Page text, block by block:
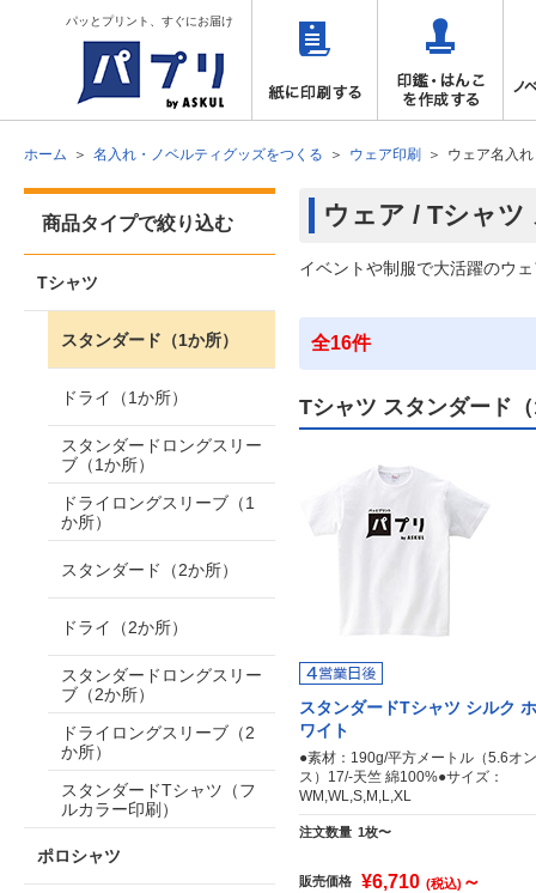
パッとプリント、すぐにお届け
ホーム 名入れ・ノベルティグッズをつくる ウェア印刷 ウェア名入
ウェア / Tシャツ
イベントや制服で大活躍のウ
全16件
Tシャツ スタンダード
スタンダードTシャツ シルク ホ
ワイト
●素材：190g/平方メートル（5.6オン
ス）17/-天竺 綿100%●サイズ：
WM,WL,S,M,L,XL
注文数量 1枚〜
販売価格 ¥6,710 (税込) ～
商品タイプで絞り込む
Tシャツ
スタンダード（1か所）
ドライ（1か所）
スタンダードロングスリー
ブ（1か所）
ドライロングスリーブ（1
か所）
スタンダード（2か所）
ドライ（2か所）
スタンダードロングスリー
ブ（2か所）
ドライロングスリーブ（2
か所）
スタンダードTシャツ（フ
ルカラー印刷）
ポロシャツ